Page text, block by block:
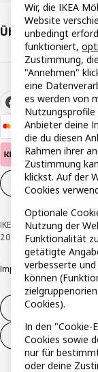
Über IKEA
Cookie-
IKEA Österreich -
2026
Impressum
Widerruf /
Widerrufsrecht
Wir, die IKEA
Website
unbedingt
funktioniert,
Zustimmung,
"Annehmen"
eine
es werden von
Anbieter deine
die du diesen
Rahmen ihrer
Zustimmung
klickst. Auf der
Cookies
Optionale
Nutzung der
Funktionalität
getätigte
verbesserte
können
Cookies).
In den "Cookie-
Cookies sowie
nur für
oder deine